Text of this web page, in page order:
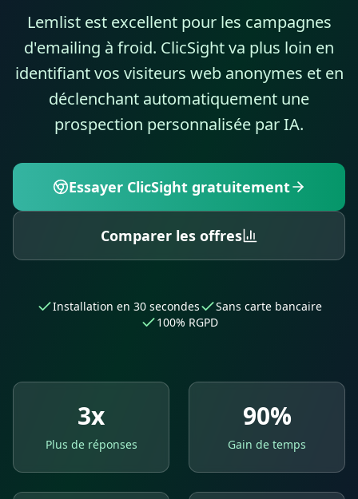
Lemlist est excellent pour les campagnes
d'emailing à froid. ClicSight va plus loin en
identifiant vos visiteurs web anonymes et en
déclenchant automatiquement une
prospection personnalisée par IA.
Essayer ClicSight gratuitement
Comparer les offres
Installation en 30 secondes
Sans carte bancaire
100% RGPD
3x
Plus de réponses
90%
Gain de temps